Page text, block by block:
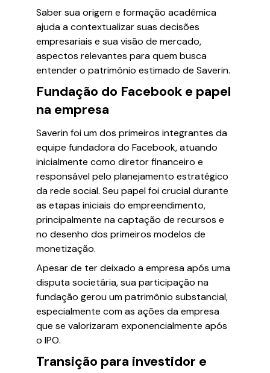
Saber sua origem e formação acadêmica
ajuda a contextualizar suas decisões
empresariais e sua visão de mercado,
aspectos relevantes para quem busca
entender o patrimônio estimado de Saverin.
Fundação do Facebook e papel
na empresa
Saverin foi um dos primeiros integrantes da
equipe fundadora do Facebook, atuando
inicialmente como diretor financeiro e
responsável pelo planejamento estratégico
da rede social. Seu papel foi crucial durante
as etapas iniciais do empreendimento,
principalmente na captação de recursos e
no desenho dos primeiros modelos de
monetização.
Apesar de ter deixado a empresa após uma
disputa societária, sua participação na
fundação gerou um patrimônio substancial,
especialmente com as ações da empresa
que se valorizaram exponencialmente após
o IPO.
Transição para investidor e